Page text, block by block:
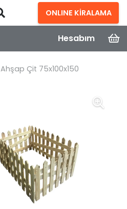
ONLINE KİRALAMA
Hesabım
Ahşap Çit 75x100x150